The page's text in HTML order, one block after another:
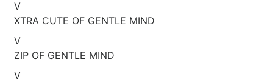
V
XTRA CUTE OF GENTLE MIND
V
ZIP OF GENTLE MIND
V